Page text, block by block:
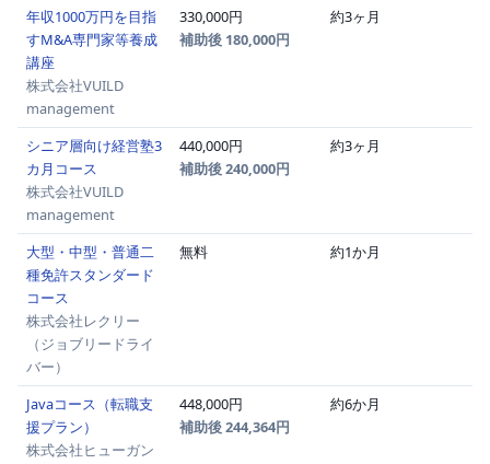
年収1000万円を目指
すM&A専門家等養成
講座
株式会社VUILD
management
330,000円
補助後 180,000円
約3ヶ月
シニア層向け経営塾3
カ月コース
株式会社VUILD
management
440,000円
補助後 240,000円
約3ヶ月
大型・中型・普通二
種免許スタンダード
コース
株式会社レクリー
（ジョブリードライ
バー）
無料 約1か月
Javaコース（転職支
援プラン）
株式会社ヒューガン
448,000円
補助後 244,364円
約6か月